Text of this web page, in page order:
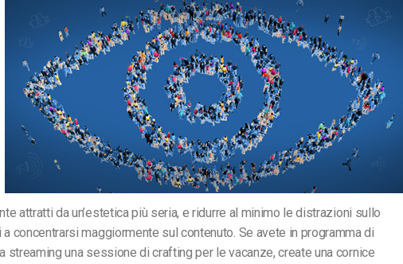
attratti da un’estetica più seria, e ridurre al minimo le distrazioni sullo
concentrarsi maggiormente sul contenuto. Se avete in programma di
streaming una sessione di crafting per le vacanze, create una cornice